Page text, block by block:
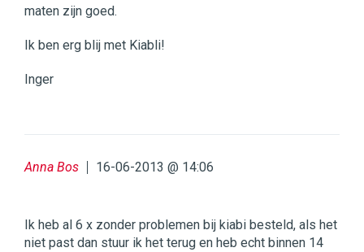
maten zijn goed.
Ik ben erg blij met Kiabli!
Inger
Anna Bos 16-06-2013 @ 14:06
Ik heb al 6 x zonder problemen bij kiabi besteld, als het
niet past dan stuur ik het terug en heb echt binnen 14